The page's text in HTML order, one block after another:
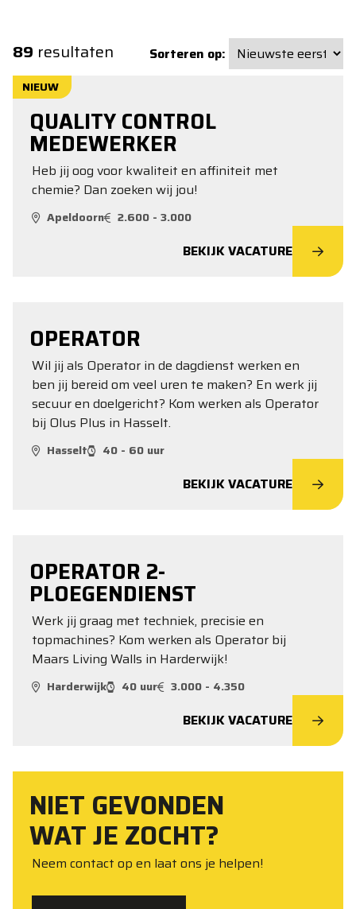
89 resultaten Sorteren op:
NIEUW
QUALITY CONTROL
MEDEWERKER
Heb jij oog voor kwaliteit en affiniteit met
chemie? Dan zoeken wij jou!
Apeldoorn 2.600 - 3.000
BEKIJK VACATURE
OPERATOR
Wil jij als Operator in de dagdienst werken en
ben jij bereid om veel uren te maken? En werk jij
secuur en doelgericht? Kom werken als Operator
bij Olus Plus in Hasselt.
Hasselt 40 - 60 uur
BEKIJK VACATURE
OPERATOR 2-
PLOEGENDIENST
Werk jij graag met techniek, precisie en
topmachines? Kom werken als Operator bij
Maars Living Walls in Harderwijk!
Harderwijk 40 uur 3.000 - 4.350
BEKIJK VACATURE
NIET GEVONDEN
WAT JE ZOCHT?
Neem contact op en laat ons je helpen!